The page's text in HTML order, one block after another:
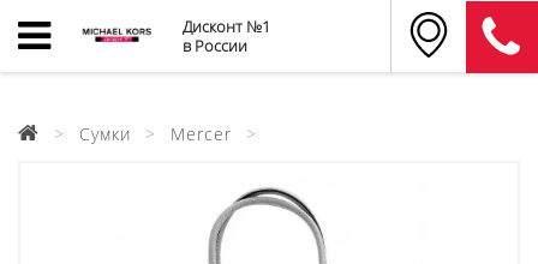
Дисконт №1
в России
Сумки Mercer